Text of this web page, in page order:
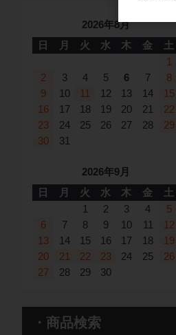
2026年8月
日
月 火 水 木 金
土
1
2
3 4 5 6 7
8
9
10 11 12 13 14
15
16
17 18 19 20 21
22
23
24 25 26 27 28
29
30
31
2026年9月
日
月 火 水 木 金
土
1
2 3 4
5
6
7 8 9 10 11
12
13
14 15 16 17 18
19
20
21 22 23 24 25
26
27
28 29 30
・商品検索